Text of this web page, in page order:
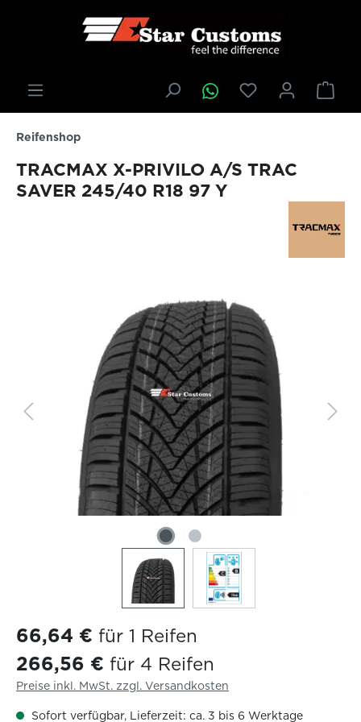
springen
Reifenshop
TRACMAX X-PRIVILO A/S TRAC
SAVER 245/40 R18 97 Y
66,64 € für 1 Reifen
266,56 € für 4 Reifen
Preise inkl. MwSt. zzgl. Versandkosten
Sofort verfügbar, Lieferzeit: ca. 3 bis 6 Werktage